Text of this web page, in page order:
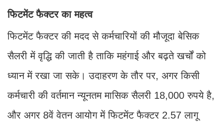
फिटमेंट फैक्टर का महत्व
फिटमेंट फैक्टर की मदद से कर्मचारियों की मौजूदा बेसिक
सैलरी में वृद्धि की जाती है ताकि महंगाई और बढ़ते खर्चों को
ध्यान में रखा जा सके। उदाहरण के तौर पर, अगर किसी
कर्मचारी की वर्तमान न्यूनतम मासिक सैलरी 18,000 रुपये है,
और अगर 8वें वेतन आयोग में फिटमेंट फैक्टर 2.57 लागू